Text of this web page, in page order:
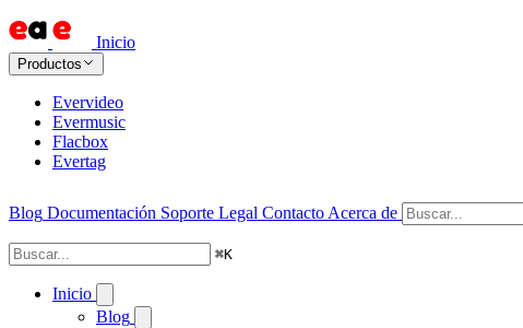
Inicio
Productos
Evervideo
Evermusic
Flacbox
Evertag
Blog Documentación Soporte Legal Contacto Acerca de
⌘K
Inicio
Blog